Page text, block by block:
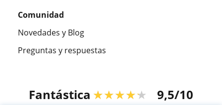
Comunidad
Novedades y Blog
Preguntas y respuestas
Fantástica ★★★★★ 9,5/10